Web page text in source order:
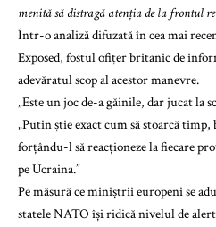
menită să distragă atenția de la frontul
Într-o analiză difuzată în cea mai
Exposed, fostul ofițer britanic de
adevăratul scop al acestor manevre.
„Este un joc de-a găinile, dar jucat la
„Putin știe exact cum să stoarcă timp,
forțându-l să reacționeze la fiecare
pe Ucraina.”
Pe măsură ce miniștrii europeni se
statele NATO își ridică nivelul de